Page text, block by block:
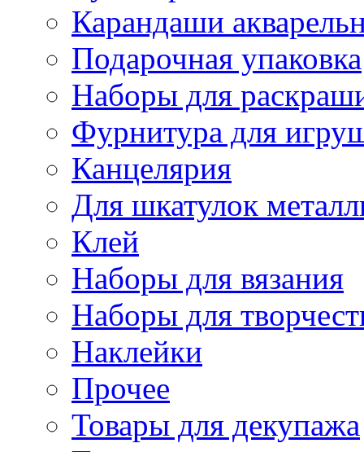
Карандаши
Подарочная упаковка
Наборы для
Фурнитура для
Канцелярия
Для шкатулок
Клей
Наборы для вязания
Наборы для
Наклейки
Прочее
Товары для декупажа